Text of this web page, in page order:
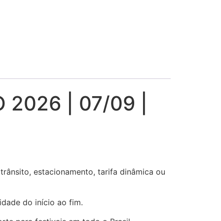
2026 | 07/09 |
estacionamento, tarifa dinâmica ou
do início ao fim.